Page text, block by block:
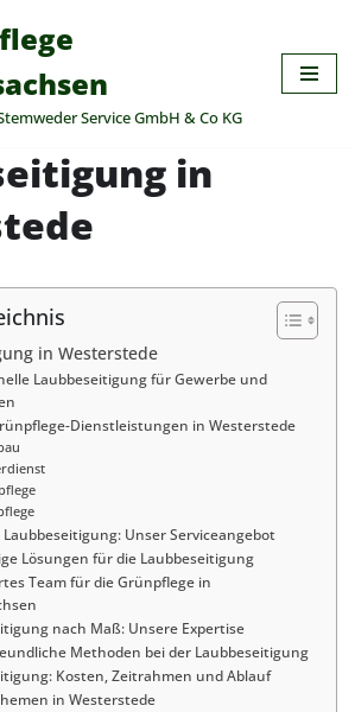
Service GmbH & Co KG
in
in Westerstede
Laubbeseitigung für Gewerbe und
Dienstleistungen in Westerstede
Unser Serviceangebot
Lösungen für die Laubbeseitigung
Team für die Grünpflege in
nach Maß: Unsere Expertise
Methoden bei der Laubbeseitigung
Kosten, Zeitrahmen und Ablauf
in Westerstede